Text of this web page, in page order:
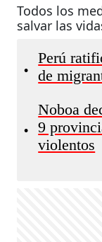
Todos los
salvar las
•
Perú
de
•
Noboa
9
violentos